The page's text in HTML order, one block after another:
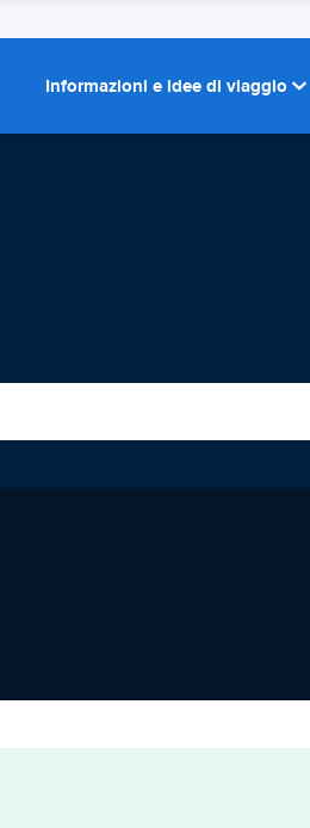
Informazioni e idee di viaggio